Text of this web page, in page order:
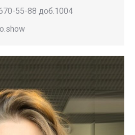
55-88 доб.1004